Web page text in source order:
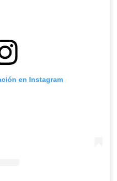
en Instagram